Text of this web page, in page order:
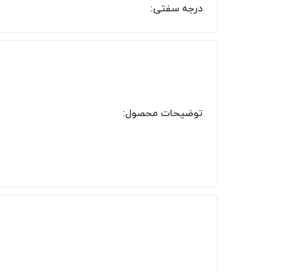
درجه سفتی:
توضیحات محصول: